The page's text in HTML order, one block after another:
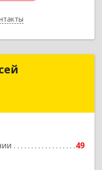
49
Алексей
Подробнее